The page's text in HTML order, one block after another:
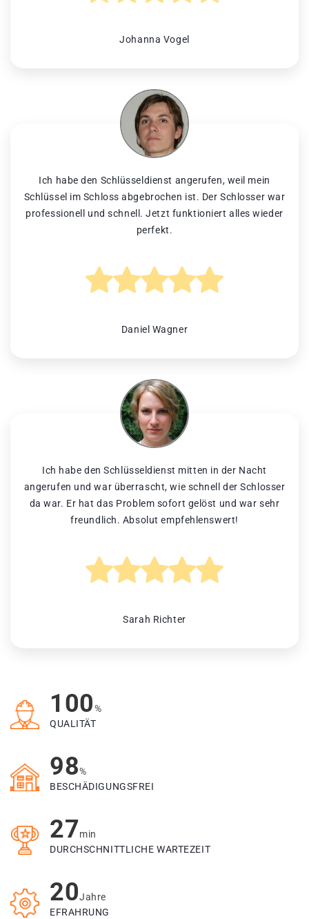
Johanna Vogel
Ich habe den Schlüsseldienst angerufen, weil mein
Schlüssel im Schloss abgebrochen ist. Der Schlosser war
professionell und schnell. Jetzt funktioniert alles wieder
perfekt.
Daniel Wagner
Ich habe den Schlüsseldienst mitten in der Nacht
angerufen und war überrascht, wie schnell der Schlosser
da war. Er hat das Problem sofort gelöst und war sehr
freundlich. Absolut empfehlenswert!
Sarah Richter
100%
QUALITÄT
98%
BESCHÄDIGUNGSFREI
27min
DURCHSCHNITTLICHE WARTEZEIT
20Jahre
EFRAHRUNG